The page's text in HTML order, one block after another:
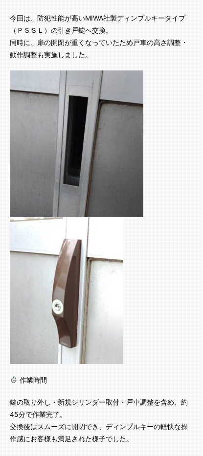
今回は、防犯性能が高いMIWA社製ディンプルキータイプ
（ＰＳＳＬ）の引き戸錠へ交換。
同時に、扉の開閉が重くなっていたため戸車の高さ調整・
動作調整も実施しました。
作業時間
鍵の取り外し・新規シリンダー取付・戸車調整を含め、約
45分で作業完了。
交換後はスムーズに開閉でき、ディンプルキーの軽快な操
作感にお客様も満足された様子でした。